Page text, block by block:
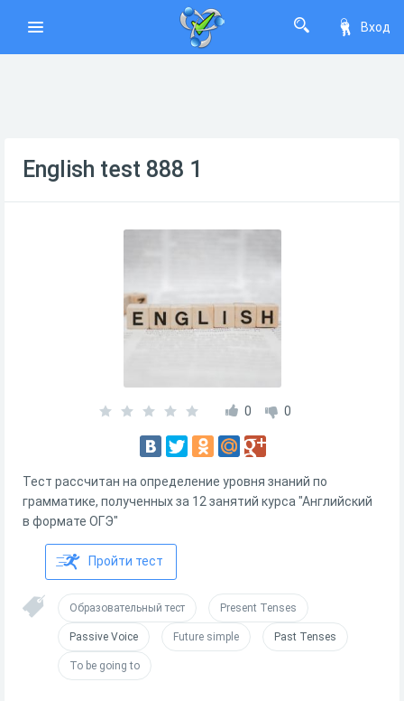
Вход
English test 888 1
0 0
Тест рассчитан на определение уровня знаний по
грамматике, полученных за 12 занятий курса "Английский
в формате ОГЭ"
Пройти тест
Образовательный тест Present Tenses
Passive Voice Future simple Past Tenses
To be going to